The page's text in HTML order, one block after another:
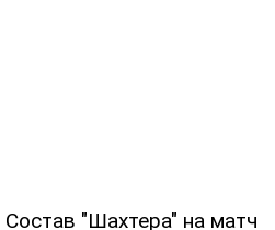
Состав "Шахтера" на матч